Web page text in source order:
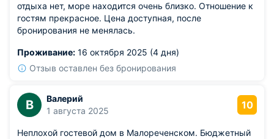
отдыха нет, море находится очень близко. Отношение к
гостям прекрасное. Цена доступная, после
бронирования не менялась.
Проживание: 16 октября 2025 (4 дня)
Отзыв оставлен без бронирования
В
Валерий
1 августа 2025
10
Неплохой гостевой дом в Малореченском. Бюджетный